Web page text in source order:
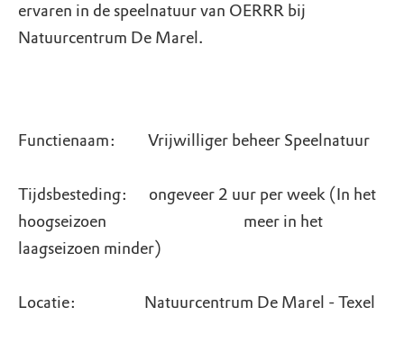
ervaren in de speelnatuur van OERRR bij
Natuurcentrum De Marel.
Functienaam: Vrijwilliger beheer Speelnatuur
Tijdsbesteding: ongeveer 2 uur per week (In het
hoogseizoen meer in het
laagseizoen minder)
Locatie: Natuurcentrum De Marel - Texel